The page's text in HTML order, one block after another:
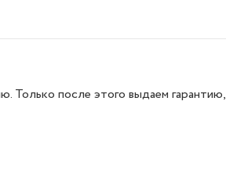
Только после этого выдаем гарантию,